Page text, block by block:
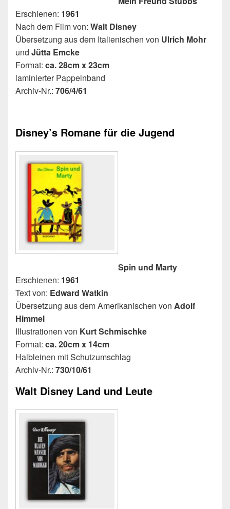
Erschienen: 1961
Nach dem Film von: Walt Disney
Übersetzung aus dem Italienischen von Ulrich Mohr
und Jütta Emcke
Format: ca. 28cm x 23cm
laminierter Pappeinband
Archiv-Nr.: 706/4/61
Disney’s Romane für die Jugend
Spin und Marty
Erschienen: 1961
Text von: Edward Watkin
Übersetzung aus dem Amerikanischen von Adolf
Himmel
Illustrationen von Kurt Schmischke
Format: ca. 20cm x 14cm
Halbleinen mit Schutzumschlag
Archiv-Nr.: 730/10/61
Walt Disney Land und Leute